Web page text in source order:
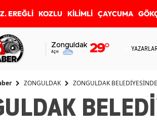
EREĞLİ KOZLU KİLİMLİ ÇAYCUMA
Zonguldak
Açık 29°
ZONGULDAK ZONGULDAK